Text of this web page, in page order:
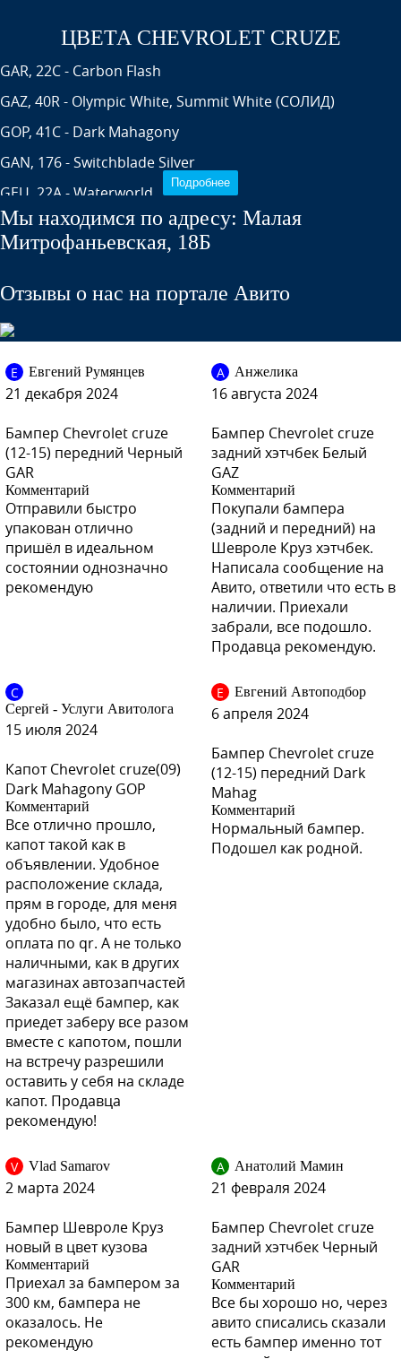
ЦВЕТА CHEVROLET CRUZE
GAR, 22C - Carbon Flash
GAZ, 40R - Olympic White, Summit White (СОЛИД)
GOP, 41C - Dark Mahagony
GAN, 176 - Switchblade Silver
GEU, 22A - Waterworld
GWE, 41E - Noblesse
GAL, 177 - Technical Grey
GCT - Moroccano Blue
GBH, 50B - Power Red (СОЛИД)
GCS - Velvet Red
GKE, 40Y - Linen Biege
GUF - Arctic Blue
GYO - Deep Espresso Brown
GWH, 190 - Phanthom Grey
GWJ, 22S - Deep Sky
GOZ - Daydream Beige
GQK - Smokey Grey
GAR, 22C - Carbon Flash
GAR, 22C - Carbon Flash
GAR, 22C - Carbon Flash
GAR, 22C - Carbon Flash
GAZ, 40R - Olympic White, Summit White (СОЛИД)
GAZ, 40R - Olympic White, Summit White (СОЛИД)
GAZ, 40R - Olympic White, Summit White (СОЛИД)
Подробнее
Мы находимся по адресу: Малая
Митрофаньевская, 18Б
Отзывы о нас на портале Авито
Е Евгений Румянцев
21 декабря 2024
Бампер Chevrolet cruze
(12-15) передний Черный
GAR
Комментарий
Отправили быстро
упакован отлично
пришёл в идеальном
состоянии однозначно
рекомендую
А Анжелика
16 августа 2024
Бампер Chevrolet cruze
задний хэтчбек Белый
GAZ
Комментарий
Покупали бампера
(задний и передний) на
Шевроле Круз хэтчбек.
Написала сообщение на
Авито, ответили что есть в
наличии. Приехали
забрали, все подошло.
Продавца рекомендую.
С
Сергей - Услуги Авитолога
15 июля 2024
Капот Chevrolet cruze(09)
Dark Mahagony GOP
Комментарий
Все отлично прошло,
капот такой как в
объявлении. Удобное
расположение склада,
прям в городе, для меня
удобно было, что есть
оплата по qr. А не только
наличными, как в других
магазинах автозапчастей
Заказал ещё бампер, как
приедет заберу все разом
вместе с капотом, пошли
на встречу разрешили
оставить у себя на складе
капот. Продавца
рекомендую!
Е Евгений Автоподбор
6 апреля 2024
Бампер Chevrolet cruze
(12-15) передний Dark
Mahag
Комментарий
Нормальный бампер.
Подошел как родной.
V Vlad Samarov
2 марта 2024
Бампер Шевроле Круз
новый в цвет кузова
Комментарий
Приехал за бампером за
300 км, бампера не
оказалось. Не
рекомендую
А Анатолий Мамин
21 февраля 2024
Бампер Chevrolet cruze
задний хэтчбек Черный
GAR
Комментарий
Все бы хорошо но, через
авито списались сказали
есть бампер именно тот